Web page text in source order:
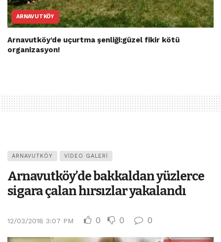
ARNAVUTKÖY
Arnavutköy’de uçurtma şenliği:güzel fikir kötü
organizasyon!
ARNAVUTKÖY VIDEO GALERI
Arnavutköy’de bakkaldan yüzlerce
sigara çalan hırsızlar yakalandı
12/03/2018 3:07 PM 0 0 0